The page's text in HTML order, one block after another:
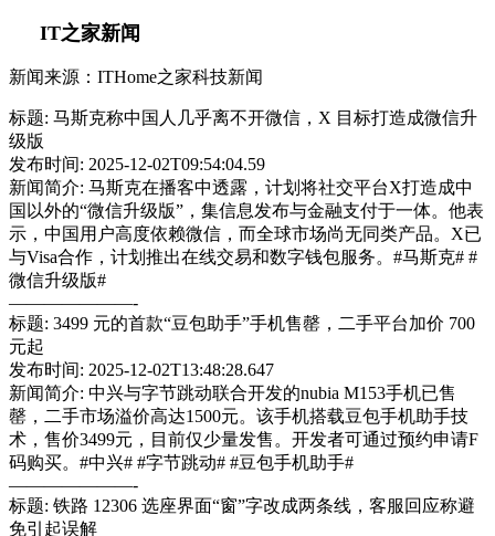
IT之家新闻
新闻来源：ITHome之家科技新闻
标题: 马斯克称中国人几乎离不开微信，X 目标打造成微信升
级版
发布时间: 2025-12-02T09:54:04.59
新闻简介: 马斯克在播客中透露，计划将社交平台X打造成中
国以外的“微信升级版”，集信息发布与金融支付于一体。他表
示，中国用户高度依赖微信，而全球市场尚无同类产品。X已
与Visa合作，计划推出在线交易和数字钱包服务。#马斯克# #
微信升级版#
———————-
标题: 3499 元的首款“豆包助手”手机售罄，二手平台加价 700
元起
发布时间: 2025-12-02T13:48:28.647
新闻简介: 中兴与字节跳动联合开发的nubia M153手机已售
罄，二手市场溢价高达1500元。该手机搭载豆包手机助手技
术，售价3499元，目前仅少量发售。开发者可通过预约申请F
码购买。#中兴# #字节跳动# #豆包手机助手#
———————-
标题: 铁路 12306 选座界面“窗”字改成两条线，客服回应称避
免引起误解